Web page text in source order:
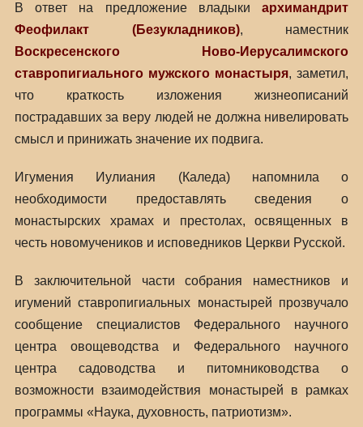
В ответ на предложение владыкиархимандрит
Феофилакт (Безукладников), наместник
Воскресенского Ново-Иерусалимского
ставропигиального мужского монастыря, заметил,
что краткость изложения жизнеописаний
пострадавших за веру людей не должна нивелировать
смысл и принижать значение их подвига.
Игумения Иулиания (Каледа) напомнила о
необходимости предоставлять сведения о
монастырских храмах и престолах, освященных в
честь новомучеников и исповедников Церкви Русской.
В заключительной части собрания наместников и
игумений ставропигиальных монастырей прозвучало
сообщение специалистов Федерального научного
центра овощеводства и Федерального научного
центра садоводства и питомниководства о
возможности взаимодействия монастырей в рамках
программы «Наука, духовность, патриотизм».